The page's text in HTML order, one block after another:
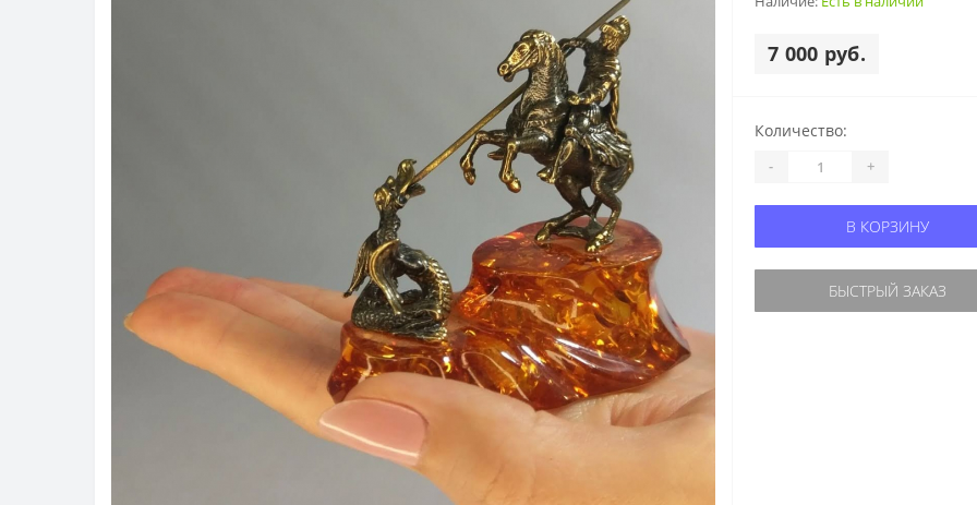
7 000 руб.
Количество:
- +
В КОРЗИНУ
БЫСТРЫЙ ЗАКАЗ